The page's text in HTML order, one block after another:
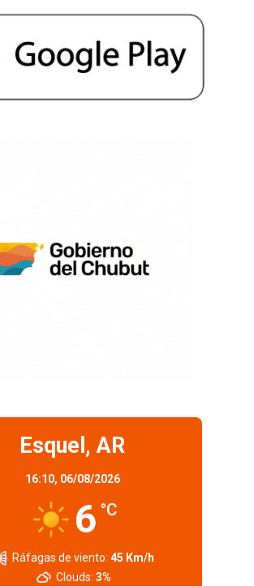
Esquel, AR
16:10, 06/08/2026
6 °C
Ráfagas de viento: 45 Km/h
Clouds: 3%